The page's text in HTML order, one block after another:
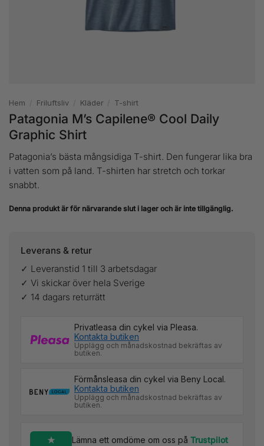
Hem / Friluftsliv / Kläder / T-shirt
Patagonia M’s Capilene® Cool Daily
Graphic Shirt
Patagonia’s bästa mångsidiga T-shirt. Den fungerar lika bra
i vatten som på land. T-shirten har stretch och torkar
snabbt.
Denna produkt är för närvarande slut i lager och är inte tillgänglig.
Leverans & retur
✓ Leveranstid 1 till 3 arbetsdagar
✓ Vi skickar över hela Sverige
✓ 14 dagars returrätt
Privatleasa din cykel via Pleasa.
Kontakta butiken
Upplägg och månadskostnad bekräftas av
butiken.
Förmånsleasa din cykel via Beny Local.
Kontakta butiken
Upplägg och månadskostnad bekräftas av
butiken.
Lämna ett omdöme om oss på Trustpilot